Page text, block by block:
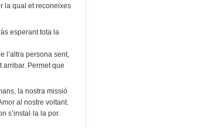
la qual et reconeixes
esperant tota la
l’altra persona sent,
arribar. Permet que
la nostra missió
al nostre voltant.
s’instal·la la por.